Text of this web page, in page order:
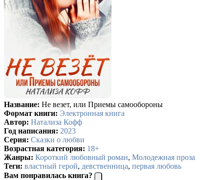
Название: Не везет, или Приемы самообороны
Формат книги: Электронная книга
Автор: Натализа Кофф
Год написания: 2023
Серия: Сказки о любви
Возрастная категория: 18+
Жанры: Короткий любовный роман, Молодежная проза
Теги: властный герой, девственница, первая любовь
Вам понравилась книга?